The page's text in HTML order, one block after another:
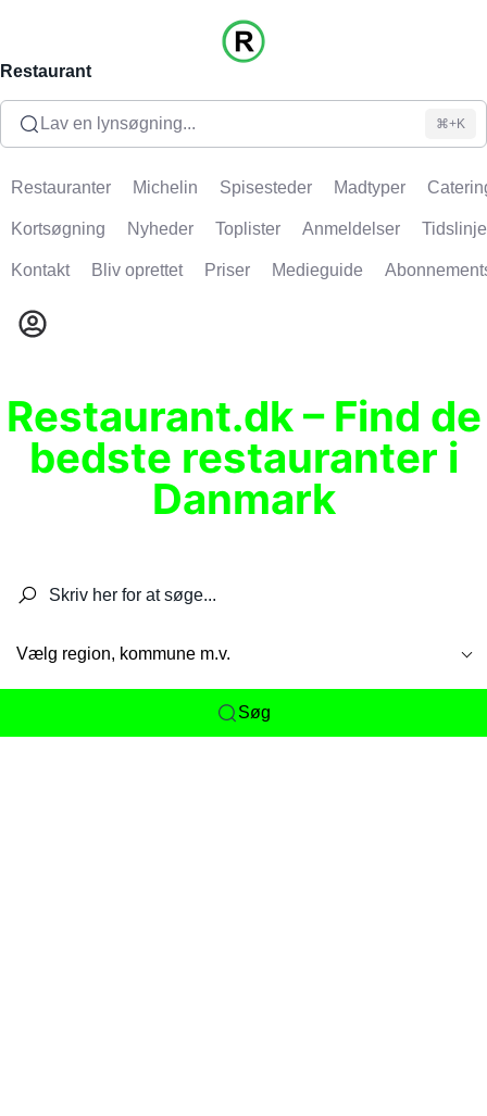
Restaurant
Lav en lynsøgning... ⌘+K
Restauranter Michelin Spisesteder Madtyper
Kortsøgning Nyheder Toplister Anmeldelser Tidslinje
Kontakt Bliv oprettet Priser Medieguide
Restaurant.dk – Find de
bedste restauranter i
Danmark
Vælg region, kommune m.v.
Søg